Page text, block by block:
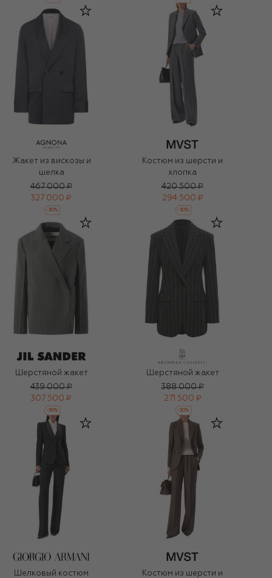
Жакет из вискозы и
шелка
467 000 ₽
327 000 ₽
-30%
Костюм из шерсти и
хлопка
420 500 ₽
294 500 ₽
-30%
Шерстяной жакет
439 000 ₽
307 500 ₽
-30%
Шерстяной жакет
388 000 ₽
271 500 ₽
-30%
Шелковый костюм
Костюм из шерсти и